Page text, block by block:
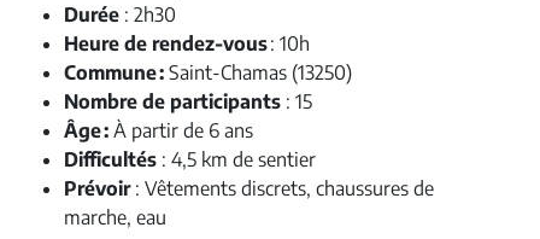
Durée : 2h30
Heure de rendez-vous: 10h
Commune : Saint-Chamas (13250)
Nombre de participants : 15
Âge : À partir de 6 ans
Difficultés : 4,5 km de sentier
Prévoir: Vêtements discrets, chaussures de
marche, eau